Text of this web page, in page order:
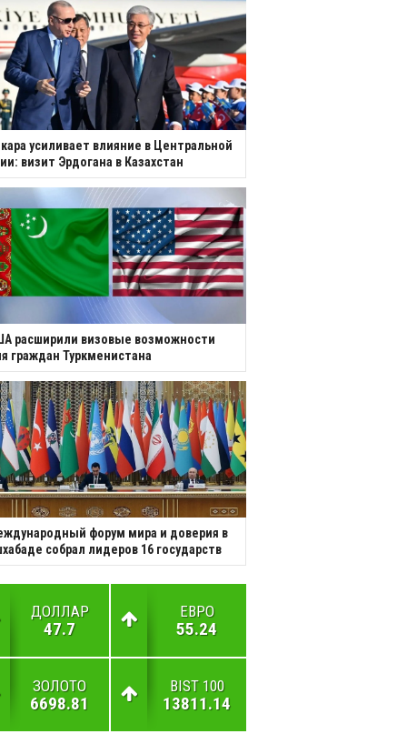
усиливает влияние в Центральной
визит Эрдогана в Казахстан
расширили визовые возможности
граждан Туркменистана
форум мира и доверия в
собрал лидеров 16 государств
ДОЛЛАР
47.7
ЕВРО
55.24
ЗОЛОТО
6698.81
BIST 100
13811.14